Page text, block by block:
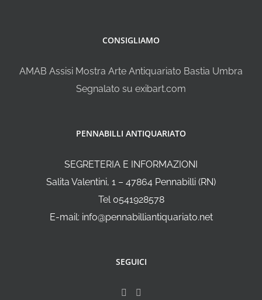
CONSIGLIAMO
AMAB Assisi Mostra Arte Antiquariato Bastia Umbra
Segnalato su exibart.com
PENNABILLI ANTIQUARIATO
SEGRETERIA E INFORMAZIONI
Salita Valentini, 1 – 47864 Pennabilli (RN)
Tel 0541928578
E-mail: info@pennabilliantiquariato.net
SEGUICI